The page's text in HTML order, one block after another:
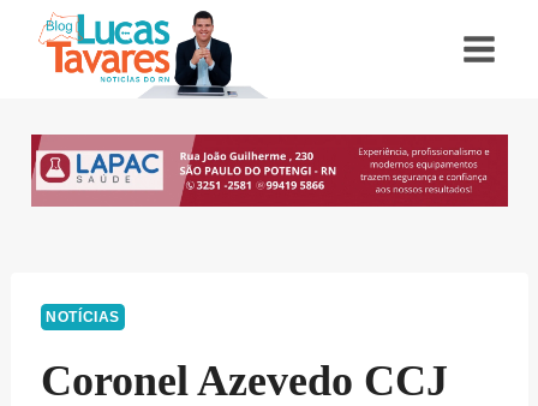
NOTÍCIAS
Coronel Azevedo CCJ